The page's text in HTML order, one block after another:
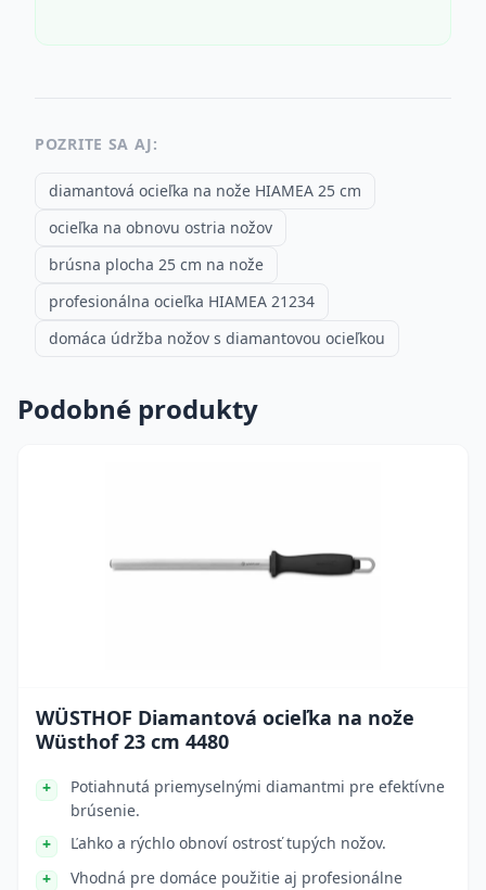
POZRITE SA AJ:
diamantová ocieľka na nože HIAMEA 25 cm
ocieľka na obnovu ostria nožov
brúsna plocha 25 cm na nože
profesionálna ocieľka HIAMEA 21234
domáca údržba nožov s diamantovou ocieľkou
Podobné produkty
WÜSTHOF Diamantová ocieľka na nože
Wüsthof 23 cm 4480
Potiahnutá priemyselnými diamantmi pre efektívne
brúsenie.
Ľahko a rýchlo obnoví ostrosť tupých nožov.
Vhodná pre domáce použitie aj profesionálne